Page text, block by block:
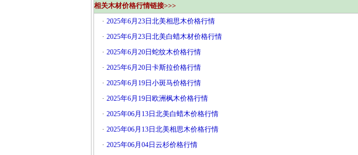
相关木材价格行情链接>>>
· 2025年6月23日北美相思木价格行情
· 2025年6月23日北美白蜡木材价格行情
· 2025年6月20日蛇纹木价格行情
· 2025年6月20日卡斯拉价格行情
· 2025年6月19日小斑马价格行情
· 2025年6月19日欧洲枫木价格行情
· 2025年06月13日北美白蜡木价格行情
· 2025年06月13日北美相思木价格行情
· 2025年06月04日云杉价格行情